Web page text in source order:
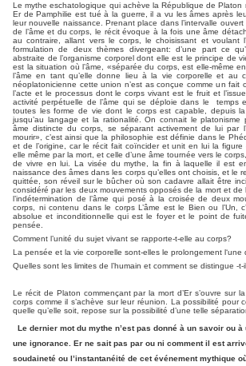
Le mythe eschatologique qui achève la République de Platon
Er de Pamphilie est tué à la guerre, il a vu les âmes après
leur nouvelle naissance. Prenant place dans l’intervalle
de l’âme et du corps, le récit évoque à la fois une âme
au contraire, allant vers le corps, le choisissant et voulant
formulation de deux thèmes divergeant: d’une part ce
abstraite de l’organisme corporel dont elle est le principe de
est la situation où l’âme, «séparée du corps, est elle-même
l’âme en tant qu’elle donne lieu à la vie corporelle et au
néoplatonicienne cette union n’est as conçue comme un fait
l’acte et le processus dont le corps vivant est le fruit et
activité perpétuelle de l’âme qui se déploie dans le temps
toutes les forme de vie dont le corps est capable, depuis la
jusqu’au langage et la rationalité. On connait le platonisme
âme distincte du corps, se séparant activement de lui par
mourir», c’est ainsi que la philosophie est définie dans le
et de l’origine, car le récit fait coïncider et unit en lui la figure
elle même par la mort, et celle d’une âme tournée vers le
de vivre en lui. La visée du mythe, la fin à laquelle il est
naissance des âmes dans les corps qu’elles ont choisis, et le
quittée, son réveil sur le bûcher où son cadavre allait être
considéré par les deux mouvements opposés de la mort et
l’indétermination de l’âme qui posé à la croisée de deux
corps, ni contenu dans le corps L’âme est le Bien ou l’Un,
absolue et inconditionnelle qui est le foyer et le point de
pensée.
Comment l’unité du sujet vivant se rapporte-t-elle au corps?
La pensée et la vie corporelle sont-elles le prolongement l‘une
Quelles sont les limites de l’humain et comment se distingue -
Le récit de Platon commençant par la mort d’Er s’ouvre sur
corps comme il s’achève sur leur réunion. La possibilité pour
quelle qu’elle soit, repose sur la possibilité d’une telle
Le dernier mot du mythe n’est pas donné à un savoir ou
une ignorance. Er ne sait pas par ou ni comment il est
soudaineté ou l’instantanéité de cet événement mythique